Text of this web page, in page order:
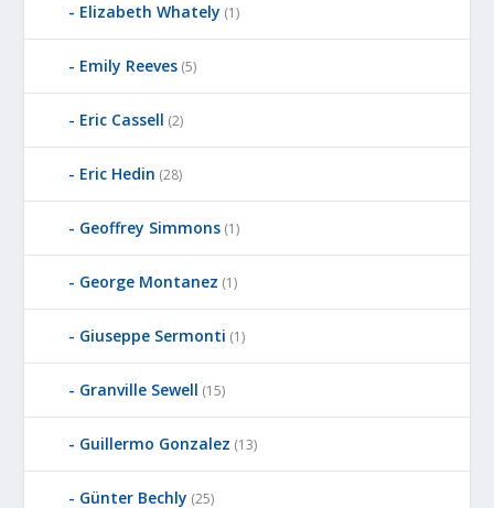
Elizabeth Whately (1)
Emily Reeves (5)
Eric Cassell (2)
Eric Hedin (28)
Geoffrey Simmons (1)
George Montanez (1)
Giuseppe Sermonti (1)
Granville Sewell (15)
Guillermo Gonzalez (13)
Günter Bechly (25)